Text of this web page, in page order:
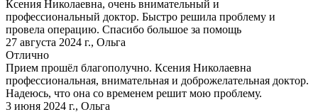
Ксения Николаевна, очень внимательный и
профессиональный доктор. Быстро решила проблему и
провела операцию. Спасибо большое за помощь
27 августа 2024 г., Ольга
Отлично
Прием прошёл благополучно. Ксения Николаевна
профессиональная, внимательная и доброжелательная доктор.
Надеюсь, что она со временем решит мою проблему.
3 июня 2024 г., Ольга